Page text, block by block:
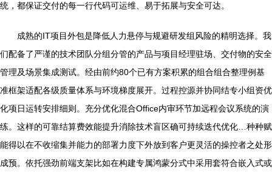
统，都保证交付的每一行代码可运维、易于拓展与安全可达。
成熟的IT项目外包是降低人力悬停与规避研发组风险的精明选择。我
们配备了严谨的技术团队分组分管的产品与项目经理驻场、交付物的安全
管理及场景集成测试。经由前约80个已有方案积累的组合组合整理例基
准框架适配各级质量体系与环境梯度展开。过程控源并协同结专小组资优
化项日运转安排细则。充分优化混合Office内审环节加远程会议系统的演
练。这样的可靠结算费效能提升消除技术盲区确可持续迭代优化…种种赋
能得以在不收缩集并能力的部署力度下外放到客户更灵活的操控者之处形
成预。依托强劲前端支架比如在构建专属鸿蒙分式中采用套符合嵌入式或